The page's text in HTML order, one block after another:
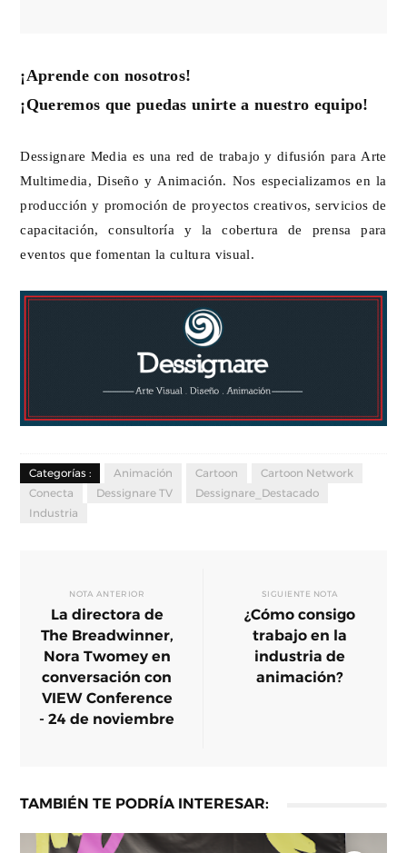
¡Aprende con nosotros!
¡Queremos que puedas unirte a nuestro equipo!
Dessignare Media es una red de trabajo y difusión para Arte
Multimedia, Diseño y Animación. Nos especializamos en la
producción y promoción de proyectos creativos, servicios de
capacitación, consultoría y la cobertura de prensa para
eventos que fomentan la cultura visual.
Categorías : Animación Cartoon
Cartoon Network
Conecta
Dessignare TV
Dessignare_Destacado
Industria
NOTA ANTERIOR
La directora de
The Breadwinner,
Nora Twomey en
conversación con
VIEW Conference
- 24 de noviembre
SIGUIENTE NOTA
¿Cómo consigo
trabajo en la
industria de
animación?
TAMBIÉN TE PODRÍA INTERESAR: